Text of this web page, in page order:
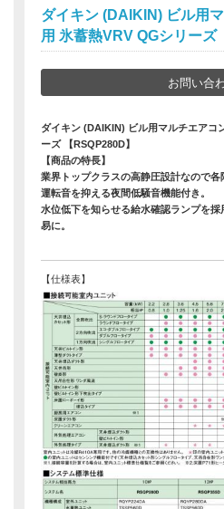
ダイキン (DAIKIN) ビル用
用 氷蓄熱VRV QGシリーズ
お問い合
ダイキン (DAIKIN) ビル用マルチエア
ーズ 【RSQP280D】
【商品の特長】
業界トップクラスの高静圧設計なので各
運転音を抑える夜間低騒音機能付き。
水位低下を知らせる給水確認ランプを
易に。
【仕様表】